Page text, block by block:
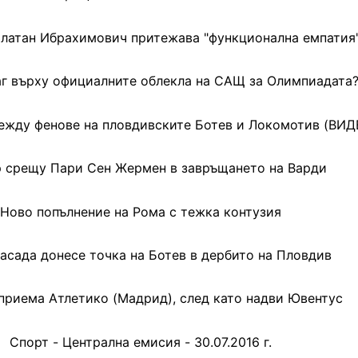
Ибрахимович притежава "функционална
върху официалните облекла на САЩ за Олимпиадата?
фенове на пловдивските Ботев и Локомотив
срещу Пари Сен Жермен в завръщането на Варди
Ново попълнение на Рома с тежка контузия
донесе точка на Ботев в дербито на Пловдив
Атлетико (Мадрид), след като надви Ювентус
Спорт - Централна емисия - 30.07.2016 г.